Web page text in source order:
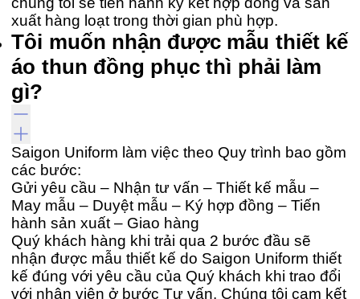
xuất hàng loạt trong thời gian phù hợp.
Tôi muốn nhận được mẫu thiết kế
áo thun đồng phục thì phải làm
gì?
Saigon Uniform làm việc theo Quy trình bao gồm
các bước:
Gửi yêu cầu – Nhận tư vấn – Thiết kế mẫu –
May mẫu – Duyệt mẫu – Ký hợp đồng – Tiến
hành sản xuất – Giao hàng
Quý khách hàng khi trải qua 2 bước đầu sẽ
nhận được mẫu thiết kế do Saigon Uniform thiết
kế đúng với yêu cầu của Quý khách khi trao đổi
với nhân viên ở bước Tư vấn. Chúng tôi cam kết